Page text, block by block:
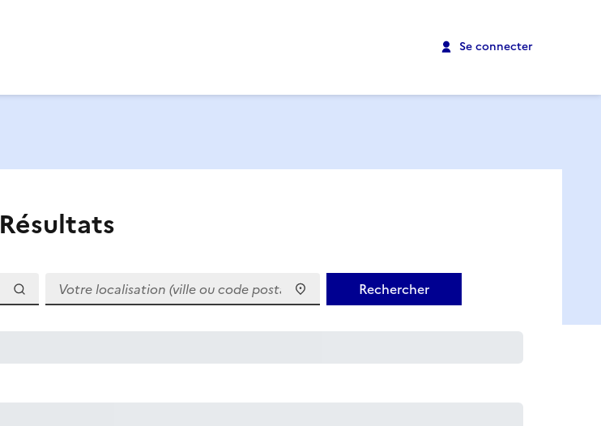
Se connecter
Résultats
Votre localisation (ville ou code postal)